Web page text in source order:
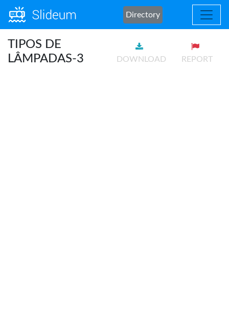
Directory
TIPOS DE
LÂMPADAS-3
DOWNLOAD REPORT